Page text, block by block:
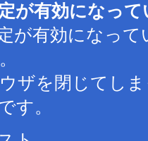
が有効になっ
が有効になっ
ザを閉じてし
す。